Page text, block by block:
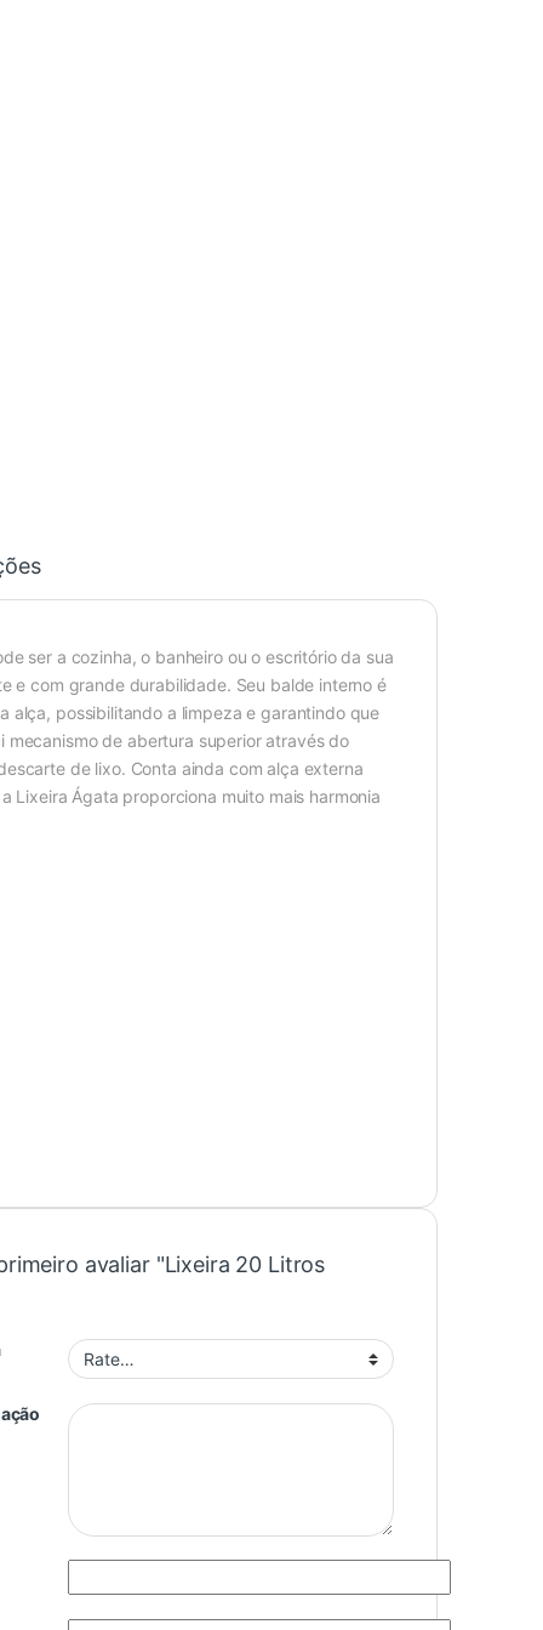
ser a cozinha, o banheiro ou o escritório da sua
e com grande durabilidade. Seu balde interno é
alça, possibilitando a limpeza e garantindo que
mecanismo de abertura superior através do
de lixo. Conta ainda com alça externa
Lixeira Ágata proporciona muito mais harmonia
avaliar "Lixeira 20 Litros